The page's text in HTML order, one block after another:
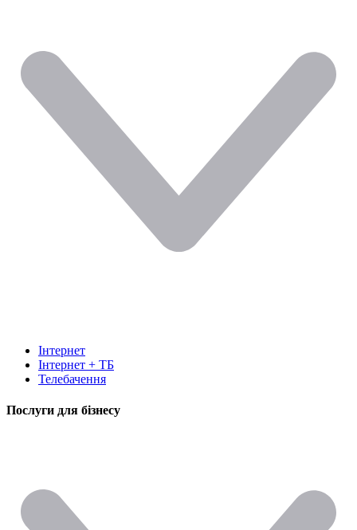
Інтернет
Інтернет + ТБ
Телебачення
Послуги для бізнесу